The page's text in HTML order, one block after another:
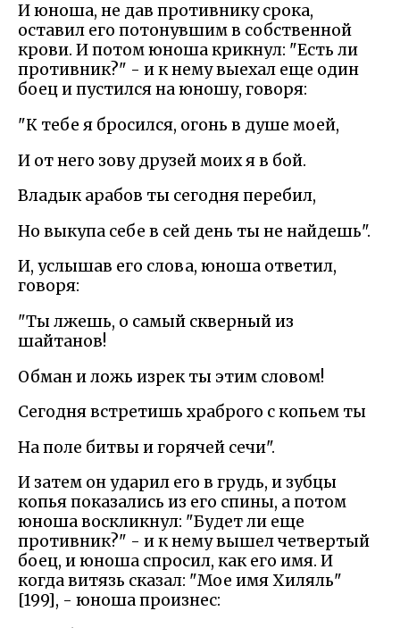
И юноша, не дав противнику срока,
оставил его потонувшим в собственной
крови. И потом юноша крикнул: "Есть ли
противник?" - и к нему выехал еще один
боец и пустился на юношу, говоря:
"К тебе я бросился, огонь в душе моей,
И от него зову друзей моих я в бой.
Владык арабов ты сегодня перебил,
Но выкупа себе в сей день ты не найдешь".
И, услышав его слова, юноша ответил,
говоря:
"Ты лжешь, о самый скверный из
шайтанов!
Обман и ложь изрек ты этим словом!
Сегодня встретишь храброго с копьем ты
На поле битвы и горячей сечи".
И затем он ударил его в грудь, и зубцы
копья показались из его спины, а потом
юноша воскликнул: "Будет ли еще
противник?" - и к нему вышел четвертый
боец, и юноша спросил, как его имя. И
когда витязь сказал: "Мое имя Хиляль"
[199], - юноша произнес: